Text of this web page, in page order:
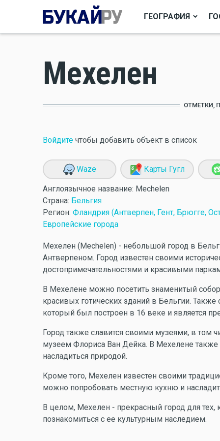
ГЕОГРАФИЯ
Мехелен
ОТМЕТКИ,
Войдите чтобы добавить объект в список
Waze Карты Гугл
Англоязычное название: Mechelen
Страна: Бельгия
Регион: Фландрия (Антверпен, Гент, Брюгге,
Европейские города
Мехелен (Mechelen) - небольшой город в
Антверпеном. Город известен своими
достопримечательностями и красивыми
В Мехелене можно посетить знаменитый
красивых готических зданий в Бельгии.
который был построен в 16 веке и является
Город также славится своими музеями, в том
музеем Флориса Ван Дейка. В Мехелене
насладиться природой.
Кроме того, Мехелен известен своими
можно попробовать местную кухню и
В целом, Мехелен - прекрасный город для тех,
познакомиться с ее культурным наследием.